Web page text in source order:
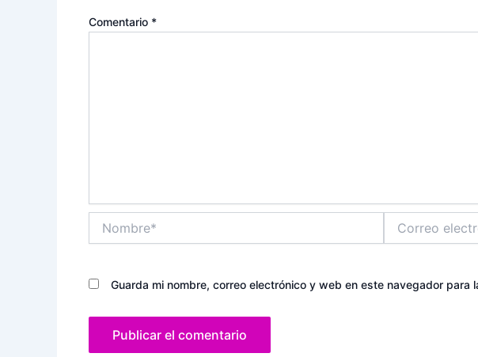
Comentario *
electrónico*
Guarda mi nombre, correo electrónico y web en este navegador para